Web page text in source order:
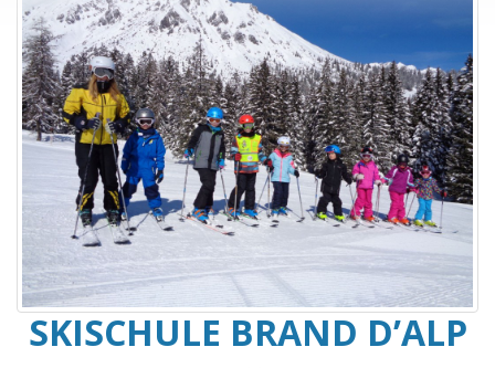
SKISCHULE BRAND D’ALP